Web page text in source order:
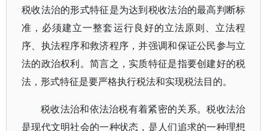
税收法治的形式特征是为达到税收法治的最高判断标
准，必须建立一整套运行良好的立法原则、立法程
序、执法程序和救济程序，并强调和保证公民参与立
法的政治权利。简言之，实质特征是指要创建好的税
法，形式特征是要严格执行税法和实现税法目的。
税收法治和依法治税有着紧密的关系。税收法治
是现代文明社会的一种状态，是人们追求的一种理想